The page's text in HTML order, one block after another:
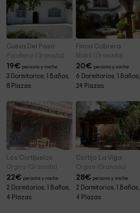
Cueva Del Paso
Purullena (Granada)
19€ persona y noche
3 Dormitorios, 1 Baños,
8 Plazas
Finca Cabrera
Motril (Granada)
20€ persona y noche
6 Dormitorios, 1 Baños,
24 Plazas
Los Cortijuelos
Orgiva (Granada)
22€ persona y noche
2 Dormitorios, 1 Baños,
4 Plazas
Cortijo La Viga
Orgiva (Granada)
28€ persona y noche
2 Dormitorios, 1 Baños,
4 Plazas